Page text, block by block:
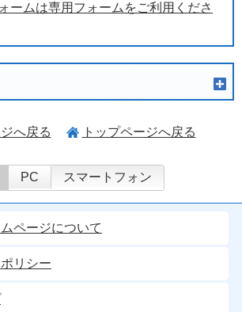
ームは専用フォームをご利用くださ
へ戻る トップページへ戻る
PC スマートフォン
ページについて
リシー